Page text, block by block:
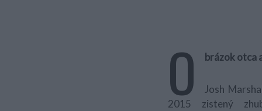
O brázok otca
Josh
2015 zistený